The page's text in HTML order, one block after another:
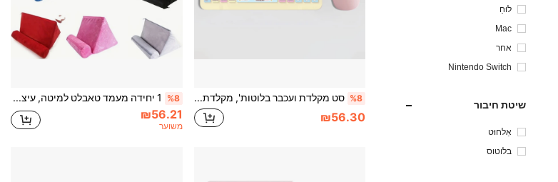
לוּחַ
Mac
אחר
Nintendo Switch
שיטת חיבור
אַלחוּט
בלוטוס
%8 סט מקלדת ועכבר בלוטות', מקלדת אלחוטית ניידת (150mAh) תואמת לטאבלט סמסונג, אפל וטלפונים חכמים ומעלה, תואמת לאנדרואיד, תואמת ל-iOS, תואמת לווינדוס, מתנה לחזרה לבית הספר.
₪56.30
%8 1 יחידה מעמד טאבלט למיטה, עיצוב כרית בצורת G, מתאים לגלישה או צפייה, מעמד כרית רב-תפקודי תואם לקוראי ספרים אלקטרוניים, ניתן להשתמש גם כמעמד טלפון אוניברסלי לספה או לרכב
₪56.21
משוער